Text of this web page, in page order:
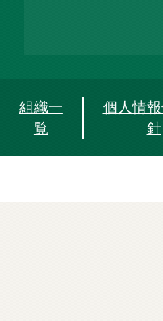
組織一
覧
個人情
針